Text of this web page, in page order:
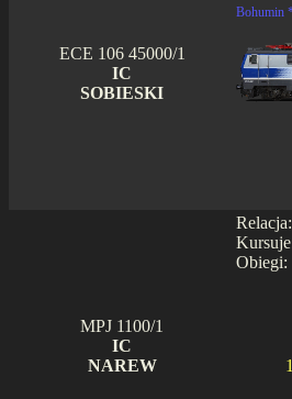
ECE 106 45000/1
IC
SOBIESKI
Bohumin
Relacja:
Obiegi:
MPJ 1100/1
IC
NAREW